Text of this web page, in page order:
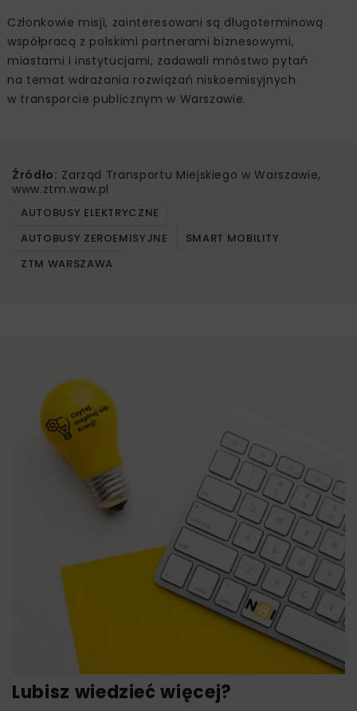
Członkowie misji, zainteresowani są długoterminową
współpracą z polskimi partnerami biznesowymi,
miastami i instytucjami, zadawali mnóstwo pytań
na temat wdrażania rozwiązań niskoemisyjnych
w transporcie publicznym w Warszawie.
Źródło: Zarząd Transportu Miejskiego w Warszawie,
www.ztm.waw.pl
AUTOBUSY ELEKTRYCZNE
AUTOBUSY ZEROEMISYJNE
SMART MOBILITY
ZTM WARSZAWA
Lubisz wiedzieć więcej?